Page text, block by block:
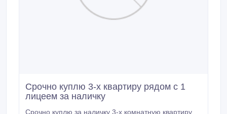
Срочно куплю 3-х квартиру рядом с 1
лицеем за наличку
Срочно куплю за наличку 3-х комнатную квартиру